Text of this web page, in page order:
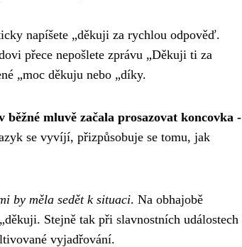
napíšete „děkuji za rychlou odpověď.
přece nepošlete zprávu „Děkuji ti za
„moc děkuju nebo „díky.
běžné mluvě začala prosazovat koncovka -
se vyvíjí, přizpůsobuje se tomu, jak
by měla sedět k situaci. Na obhajobě
Stejně tak při slavnostních událostech
vyjadřování.